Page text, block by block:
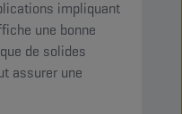
impliquant
une bonne
de solides
assurer une